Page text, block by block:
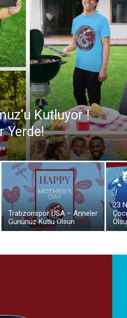
Kutluyor !
Yerde!
Trabzonspor USA – Anneler
Gününüz Kutlu Olsun
23